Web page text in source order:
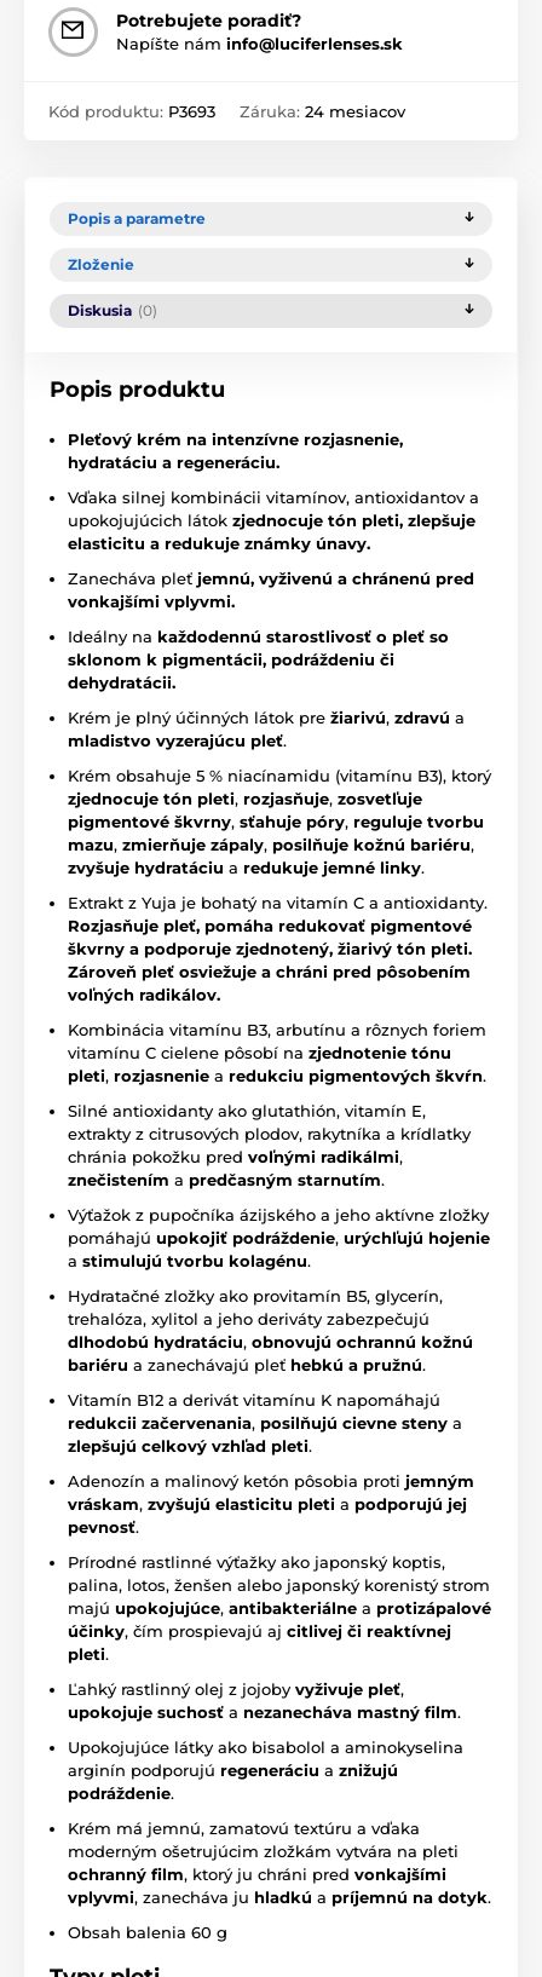
Potrebujete poradiť?
Napíšte nám info@luciferlenses.sk
Kód produktu: P3693 Záruka: 24 mesiacov
Popis a parametre
Zloženie
Diskusia (0)
Popis produktu
Pleťový krém na intenzívne rozjasnenie,
hydratáciu a regeneráciu.
Vďaka silnej kombinácii vitamínov, antioxidantov a
upokojujúcich látok zjednocuje tón pleti, zlepšuje
elasticitu a redukuje známky únavy.
Zanecháva pleť jemnú, vyživenú a chránenú pred
vonkajšími vplyvmi.
Ideálny na každodennú starostlivosť o pleť so
sklonom k pigmentácii, podráždeniu či
dehydratácii.
Krém je plný účinných látok pre žiarivú, zdravú a
mladistvo vyzerajúcu pleť.
Krém obsahuje 5 % niacínamidu (vitamínu B3), ktorý
zjednocuje tón pleti, rozjasňuje, zosvetľuje
pigmentové škvrny, sťahuje póry, reguluje tvorbu
mazu, zmierňuje zápaly, posilňuje kožnú bariéru,
zvyšuje hydratáciu a redukuje jemné linky.
Extrakt z Yuja je bohatý na vitamín C a antioxidanty.
Rozjasňuje pleť, pomáha redukovať pigmentové
škvrny a podporuje zjednotený, žiarivý tón pleti.
Zároveň pleť osviežuje a chráni pred pôsobením
voľných radikálov.
Kombinácia vitamínu B3, arbutínu a rôznych foriem
vitamínu C cielene pôsobí na zjednotenie tónu
pleti, rozjasnenie a redukciu pigmentových škvŕn.
Silné antioxidanty ako glutathión, vitamín E,
extrakty z citrusových plodov, rakytníka a krídlatky
chránia pokožku pred voľnými radikálmi,
znečistením a predčasným starnutím.
Výťažok z pupočníka ázijského a jeho aktívne zložky
pomáhajú upokojiť podráždenie, urýchľujú hojenie
a stimulujú tvorbu kolagénu.
Hydratačné zložky ako provitamín B5, glycerín,
trehalóza, xylitol a jeho deriváty zabezpečujú
dlhodobú hydratáciu, obnovujú ochrannú kožnú
bariéru a zanechávajú pleť hebkú a pružnú.
Vitamín B12 a derivát vitamínu K napomáhajú
redukcii začervenania, posilňujú cievne steny a
zlepšujú celkový vzhľad pleti.
Adenozín a malinový ketón pôsobia proti jemným
vráskam, zvyšujú elasticitu pleti a podporujú jej
pevnosť.
Prírodné rastlinné výťažky ako japonský koptis,
palina, lotos, ženšen alebo japonský korenistý strom
majú upokojujúce, antibakteriálne a protizápalové
účinky, čím prospievajú aj citlivej či reaktívnej
pleti.
Ľahký rastlinný olej z jojoby vyživuje pleť,
upokojuje suchosť a nezanecháva mastný film.
Upokojujúce látky ako bisabolol a aminokyselina
arginín podporujú regeneráciu a znižujú
podráždenie.
Krém má jemnú, zamatovú textúru a vďaka
moderným ošetrujúcim zložkám vytvára na pleti
ochranný film, ktorý ju chráni pred vonkajšími
vplyvmi, zanecháva ju hladkú a príjemnú na dotyk.
Obsah balenia 60 g